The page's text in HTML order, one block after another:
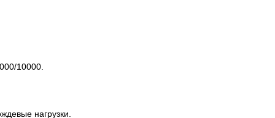
10000.
нагрузки.